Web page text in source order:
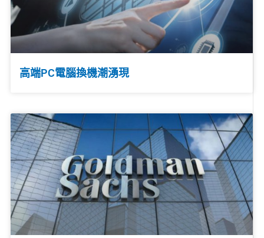
高端PC電腦換機潮湧現